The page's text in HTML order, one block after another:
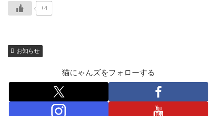
+4
お知らせ
猫にゃんズをフォローする